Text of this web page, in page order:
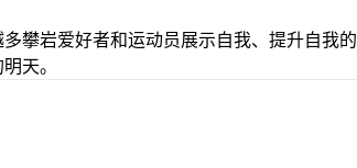
攀岩爱好者和运动员展示自我、提升自我
天。